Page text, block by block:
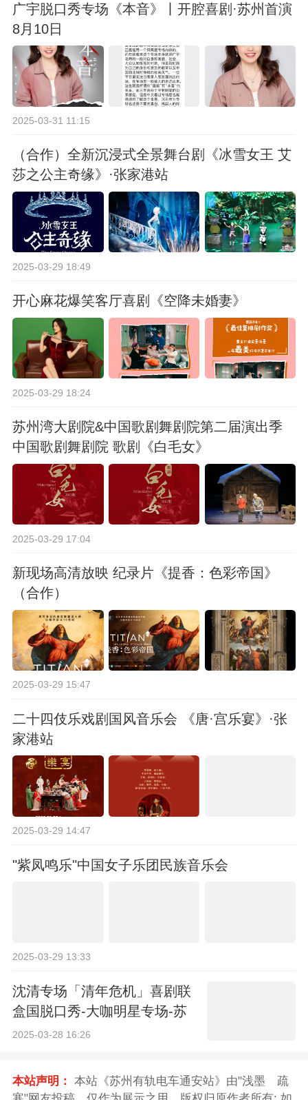
广宇脱口秀专场《本音》丨开腔喜剧·苏州首演
8月10日
2025-03-31 11:15
（合作）全新沉浸式全景舞台剧《冰雪女王 艾
莎之公主奇缘》·张家港站
2025-03-29 18:49
开心麻花爆笑客厅喜剧《空降未婚妻》
2025-03-29 18:24
苏州湾大剧院&中国歌剧舞剧院第二届演出季
中国歌剧舞剧院 歌剧《白毛女》
2025-03-29 17:04
新现场高清放映 纪录片《提香：色彩帝国》
（合作）
2025-03-29 15:47
二十四伎乐戏剧国风音乐会 《唐·宫乐宴》·张
家港站
2025-03-29 14:47
"紫凤鸣乐"中国女子乐团民族音乐会
2025-03-29 13:33
沈清专场「清年危机」喜剧联
盒国脱口秀-大咖明星专场-苏
州站
2025-03-28 16:26
本站声明： 本站《苏州有轨电车通安站》由"浅墨ゞ疏